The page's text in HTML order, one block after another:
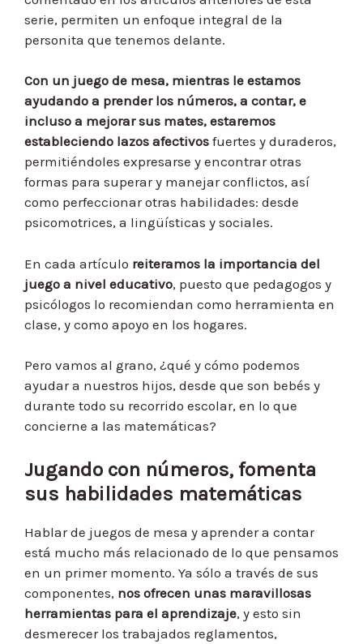
serie, permiten un enfoque integral de la
personita que tenemos delante.
Con un juego de mesa, mientras le estamos
ayudando a prender los números, a contar, e
incluso a mejorar sus mates, estaremos
estableciendo lazos afectivos fuertes y duraderos,
permitiéndoles expresarse y encontrar otras
formas para superar y manejar conflictos, así
como perfeccionar otras habilidades: desde
psicomotrices, a lingüísticas y sociales.
En cada artículo reiteramos la importancia del
juego a nivel educativo, puesto que pedagogos y
psicólogos lo recomiendan como herramienta en
clase, y como apoyo en los hogares.
Pero vamos al grano, ¿qué y cómo podemos
ayudar a nuestros hijos, desde que son bebés y
durante todo su recorrido escolar, en lo que
concierne a las matemáticas?
Jugando con números, fomenta
sus habilidades matemáticas
Hablar de juegos de mesa y aprender a contar
está mucho más relacionado de lo que pensamos
en un primer momento. Ya sólo a través de sus
componentes, nos ofrecen unas maravillosas
herramientas para el aprendizaje, y esto sin
desmerecer los trabajados reglamentos,